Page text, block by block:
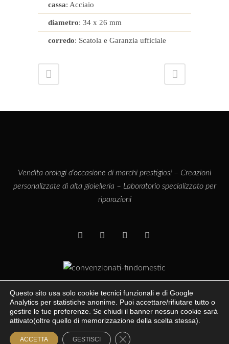
cassa: Acciaio
diametro: 34 x 26 mm
corredo: Scatola e Garanzia ufficiale
Vendita orologi d’occasione di marchi prestigiosi – Creazioni
personalizzate di alta gioielleria – Laboratorio specializzato per
riparazioni
© Minuti Preziosi P.IVA. 06333071212 | Powered by Agenzia di
Pubblicità a Napoli AT ADV
PRIVACY
Questo sito usa solo cookie tecnici funzionali e di Google
Analytics per statistiche anonime. Puoi accettare/rifiutare tutto o
gestire le tue preferenze. Se chiudi il banner nessun cookie sarà
attivato(oltre quello di memorizzazione della scelta stessa).
ACCETTA GESTISCI Close GDPR Cookie Banner